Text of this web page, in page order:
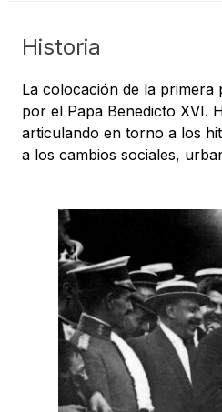
Historia
La colocación de la primera
por el Papa Benedicto XVI.
articulando en torno a los
a los cambios sociales,